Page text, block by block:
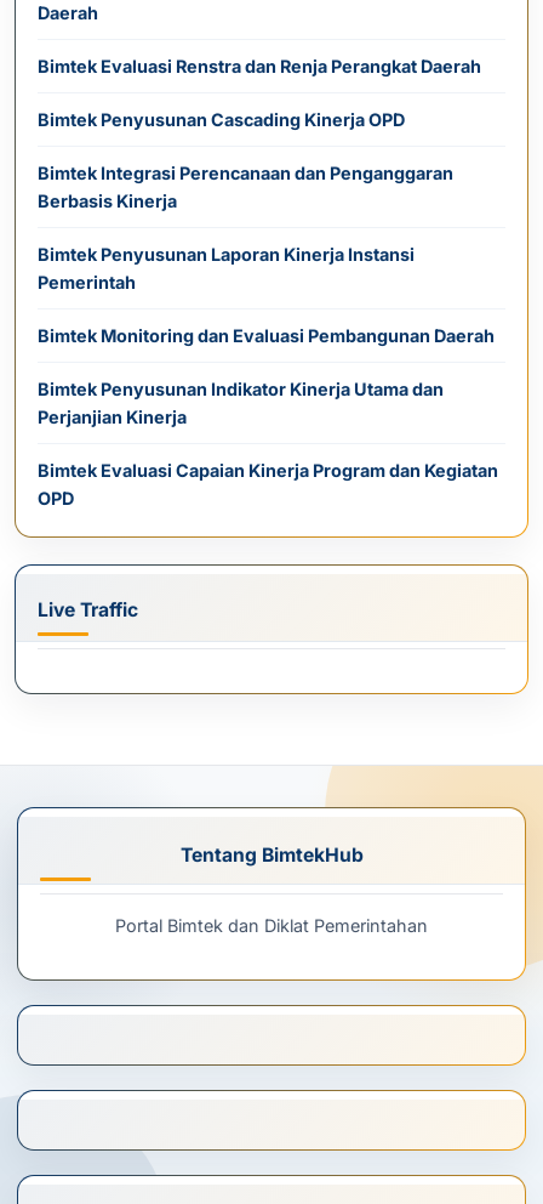
Daerah
Bimtek Evaluasi Renstra dan Renja Perangkat Daerah
Bimtek Penyusunan Cascading Kinerja OPD
Bimtek Integrasi Perencanaan dan Penganggaran
Berbasis Kinerja
Bimtek Penyusunan Laporan Kinerja Instansi
Pemerintah
Bimtek Monitoring dan Evaluasi Pembangunan Daerah
Bimtek Penyusunan Indikator Kinerja Utama dan
Perjanjian Kinerja
Bimtek Evaluasi Capaian Kinerja Program dan Kegiatan
OPD
Live Traffic
Tentang BimtekHub
Portal Bimtek dan Diklat Pemerintahan